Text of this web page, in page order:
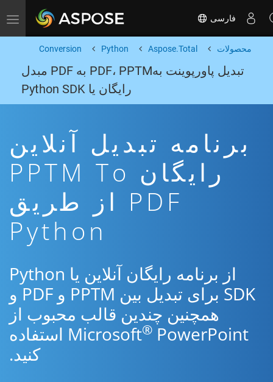
Toggle navigation فارسی
محصولات Aspose.Total
Python
Conversion
تبدیل پاورپوینت بهPDF، PPTM به PDF مبدل
رایگان یا Python SDK
برنامه تبدیل آنلاین
رایگان PPTM To
PDF از طریق
Python
از برنامه رایگان آنلاین یا Python
SDK برای تبدیل بین PPTM و PDF و
همچنین چندین قالب محبوب از
Microsoft®
PowerPoint استفاده
کنید.